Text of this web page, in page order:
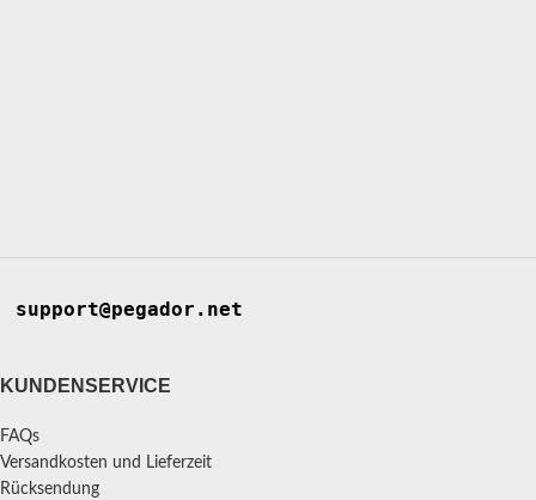
support@pegador.net
KUNDENSERVICE
FAQs
Versandkosten und Lieferzeit
Rücksendung